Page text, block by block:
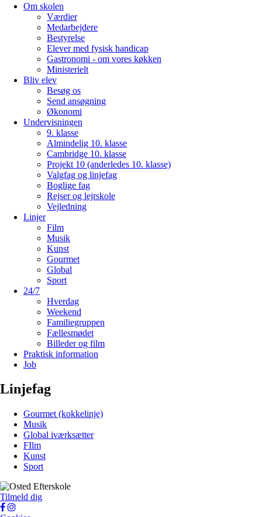
Om skolen
Værdier
Medarbejdere
Bestyrelse
Elever med fysisk handicap
Gastronomi - om vores køkken
Ministerielt
Bliv elev
Besøg os
Send ansøgning
Økonomi
Undervisningen
9. klasse
Almindelig 10. klasse
Cambridge 10. klasse
Projekt 10 (anderledes 10. klasse)
Valgfag og linjefag
Boglige fag
Rejser og lejrskole
Vejledning
Linjer
Film
Musik
Kunst
Gourmet
Global
Sport
24/7
Hverdag
Weekend
Familiegruppen
Fællesmødet
Billeder og film
Praktisk information
Job
Linjefag
Gourmet (kokkelinje)
Musik
Global iværksætter
FIlm
Kunst
Sport
Tilmeld dig